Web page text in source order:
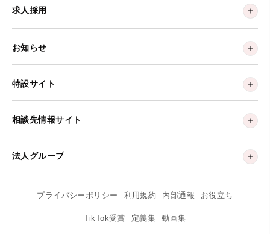
求人採用
お知らせ
特設サイト
相談先情報サイト
法人グループ
プライバシーポリシー 利用規約 内部通報 お役立ち
TikTok受賞 定義集 動画集